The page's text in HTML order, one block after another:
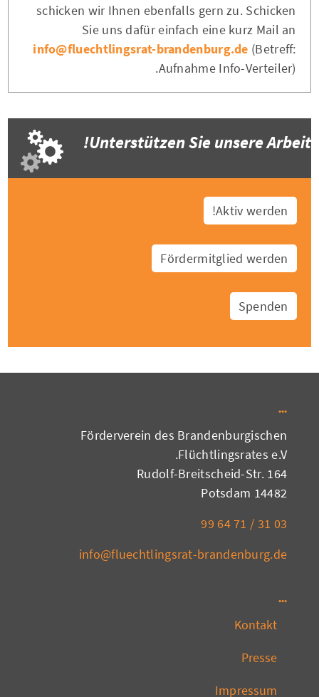
schicken wir Ihnen ebenfalls gern zu. Schicken
Sie uns dafür einfach eine kurz Mail an
info@fluechtlingsrat-brandenburg.de (Betreff:
Aufnahme Info-Verteiler).
Unterstützen Sie unsere Arbeit!
Aktiv werden!
Fördermitglied werden
Spenden
Förderverein des Brandenburgischen
Flüchtlingsrates e.V.
Rudolf-Breitscheid-Str. 164
14482 Potsdam
03 31 / 71 64 99
info@fluechtlingsrat-brandenburg.de
Kontakt
Presse
Impressum